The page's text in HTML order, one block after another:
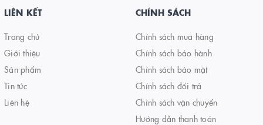
LIÊN KẾT
Trang chủ
Giới thiệu
Sản phẩm
Tin tức
Liên hệ
CHÍNH SÁCH
Chính sách mua hàng
Chính sách bảo hành
Chính sách bảo mật
Chính sách đổi trả
Chính sách vận chuyển
Hướng dẫn thanh toán